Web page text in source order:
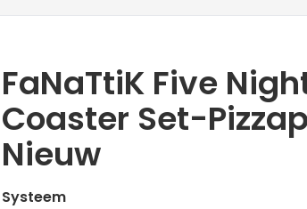
FaNaTtiK Five
Coaster Set-
Nieuw
Systeem